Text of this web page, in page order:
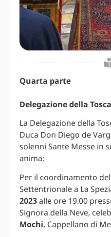
Quarta parte
Delegazione della
La Delegazione della
Duca Don Diego de
solenni Sante Messe in
anima:
Per il coordinamento
Settentrionale a La
2023alle ore 19.00
Signora della Neve,
Mochi, Cappellano di